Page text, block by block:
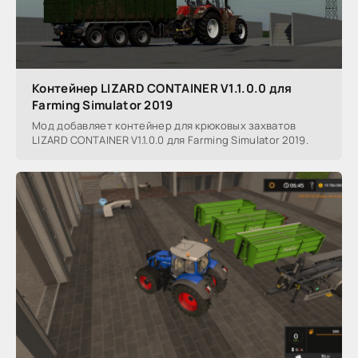
Контейнер LIZARD CONTAINER V1.1.0.0 для
Farming Simulator 2019
Мод добавляет контейнер для крюковых захватов
LIZARD CONTAINER V1.1.0.0 для Farming Simulator 2019.